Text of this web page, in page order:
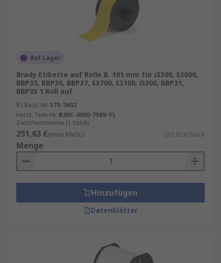
Auf Lager
Brady Etikette auf Rolle B. 101 mm für i3300, S3000,
BBP33, BBP30, BBP37, S3700, S3100, i5300, BBP31,
BBP35 1 Roll auf
RS Best.-Nr. 175-7602
Herst. Teile-Nr. B30C-4000-7569-YL
Zwischensumme (1 Stück)
251,63 €(ohne MwSt.) 251,63 €/Stück
Menge
Hinzufügen
Datenblätter